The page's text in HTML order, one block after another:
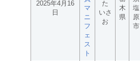
2025年4月16
日
マ
ニ
フ
ェ
ス
ト
た
いさ
お
木
県
塩
原
市